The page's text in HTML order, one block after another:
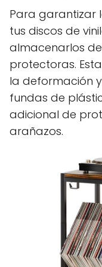
Para garantizar
tus discos de
almacenarlos
protectoras.
la deformación
fundas de
adicional de
arañazos.